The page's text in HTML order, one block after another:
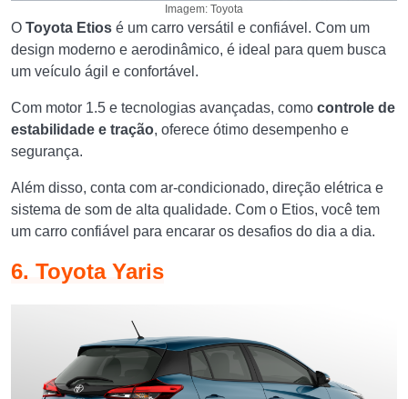
Imagem: Toyota
O Toyota Etios é um carro versátil e confiável. Com um
design moderno e aerodinâmico, é ideal para quem busca
um veículo ágil e confortável.
Com motor 1.5 e tecnologias avançadas, como controle de
estabilidade e tração, oferece ótimo desempenho e
segurança.
Além disso, conta com ar-condicionado, direção elétrica e
sistema de som de alta qualidade. Com o Etios, você tem
um carro confiável para encarar os desafios do dia a dia.
6. Toyota Yaris